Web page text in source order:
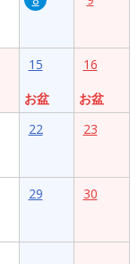
15
お盆
16
お盆
22 23
29 30